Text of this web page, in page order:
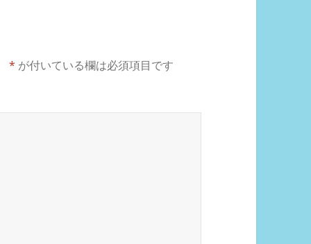
* が付いている欄は必須項目です